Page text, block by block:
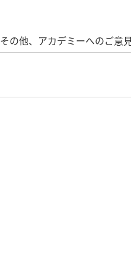
その他、アカデミーへのご意